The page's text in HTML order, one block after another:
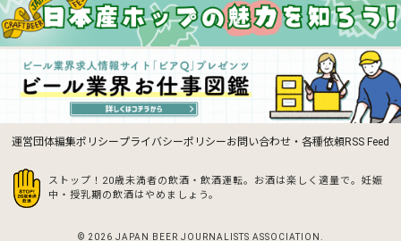
運営団体編集ポリシープライバシーポリシーお問い合わせ・各種依頼RSS Feed
ストップ！20歳未満者の飲酒・飲酒運転。お酒は楽しく適量で。 妊娠
中・授乳期の飲酒はやめましょう。
© 2026 JAPAN BEER JOURNALISTS ASSOCIATION.